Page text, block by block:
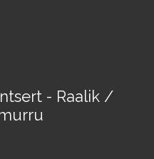
- Raalik /